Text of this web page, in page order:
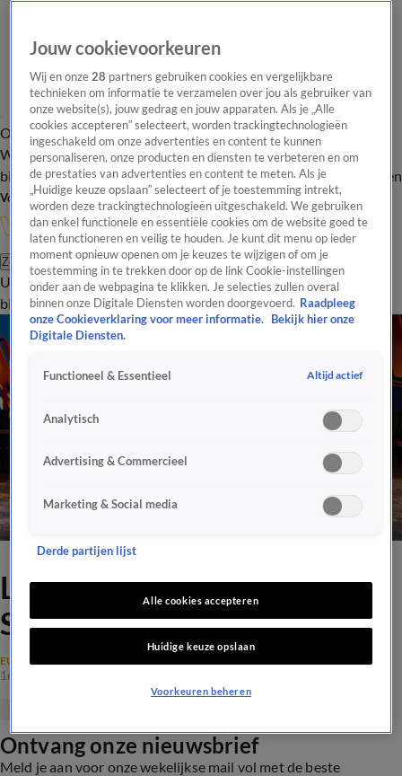
Overzicht Onze programma's Uitzendingen Onze gezichten
In de
WandelgangenInterviewsUitzending
bijwonenPodcastShopVeelgestelde vragenKijkersvraag insturen
Volg Vandaag Inside
Zoeken
UitzendingenVandaag InsideDe OranjezomerShopUitzending
bijwonen
Lazio - Galatasaray - Group
Stage - Round 6
EUROPA LEAGUE
16 sep 2021, 17:14
Ontvang onze nieuwsbrief
Meld je aan voor onze wekelijkse mail vol met de beste
Jouw cookievoorkeuren
Wij en onze28 partners gebruiken cookies en vergelijkbare
technieken om informatie te verzamelen over jou als gebruiker van
onze website(s), jouw gedrag en jouw apparaten. Als je „Alle
cookies accepteren” selecteert, worden trackingtechnologieën
ingeschakeld om onze advertenties en content te kunnen
personaliseren, onze producten en diensten te verbeteren en om
de prestaties van advertenties en content te meten. Als je
„Huidige keuze opslaan” selecteert of je toestemming intrekt,
worden deze trackingtechnologieën uitgeschakeld. We gebruiken
dan enkel functionele en essentiële cookies om de website goed te
laten functioneren en veilig te houden. Je kunt dit menu op ieder
moment opnieuw openen om je keuzes te wijzigen of om je
toestemming in te trekken door op de link Cookie-instellingen
onder aan de webpagina te klikken. Je selecties zullen overal
binnen onze Digitale Diensten worden doorgevoerd. Raadpleeg
onze Cookieverklaring voor meer informatie.
Bekijk hier onze
Digitale Diensten.
Functioneel & Essentieel Altijd actief
Analytisch
Advertising & Commercieel
Marketing & Social media
Derde partijen lijst
Alle cookies accepteren
Huidige keuze opslaan
Voorkeuren beheren